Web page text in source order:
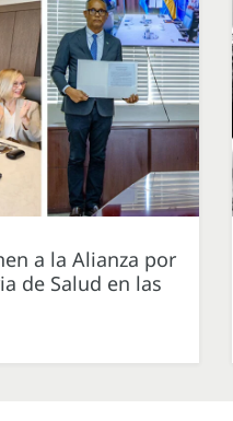
a la Alianza por
de Salud en las